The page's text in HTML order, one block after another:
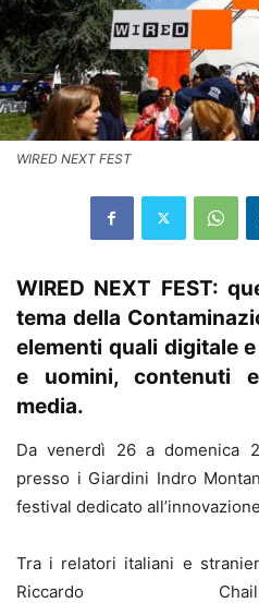
WIRED NEXT FEST
WIRED NEXT FEST:
tema della
elementi quali digitale
e uomini, contenuti
media.
Da venerdì 26 a domenica
presso i Giardini Indro
festival dedicato
Tra i relatori italiani e
Riccardo